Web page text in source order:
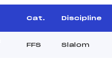
Cat. Discipline
FFS Slalom